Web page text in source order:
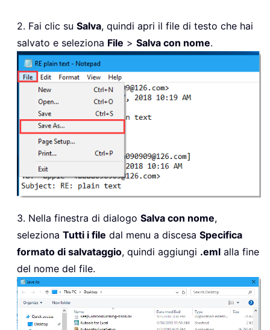
2. Fai clic su Salva, quindi apri il file di testo che hai
salvato e seleziona File > Salva con nome.
3. Nella finestra di dialogo Salva con nome,
seleziona Tutti i file dal menu a discesa Specifica
formato di salvataggio, quindi aggiungi .eml alla fine
del nome del file.